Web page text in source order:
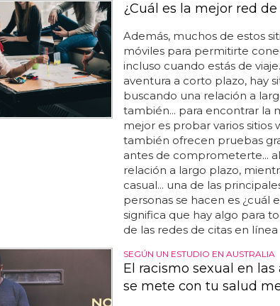
¿Cuál es la mejor red de
Además, muchos de estos
móviles para permitirte
incluso cuando estás de
aventura a corto plazo, hay
buscando una relación a
también... para encontrar la
mejor es probar varios sitios
también ofrecen pruebas
antes de comprometerte...
relación a largo plazo,
casual... una de las
personas se hacen es ¿cuál
significa que hay algo para
de las redes de citas en línea
SEGÚN UN ESTUDIO EN AUSTRALIA
El racismo sexual en
se mete con tu salud